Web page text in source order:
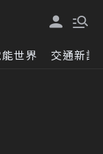
世界 交通新訊